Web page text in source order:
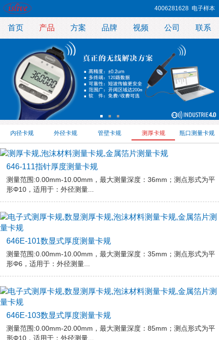
4006281628 电子样本
首页 产品 方案 品牌 视频 公司 联系
内径卡规 外径卡规 管壁卡规 测厚卡规 瓶口测量卡规
646-111指针厚度测量卡规
测量范围:0.00mm-10.00mm，最大测量深度：36mm；测点形式为平
形Φ10，适用于：外径测量...
646E-101数显式厚度测量卡规
测量范围:0.00mm-10.00mm，最大测量深度：35mm；测点形式为平
形Φ6，适用于：外径测量...
646E-103数显式厚度测量卡规
测量范围:0.00mm-20.00mm，最大测量深度：85mm；测点形式为平
形Φ10，适用于：外径测量...